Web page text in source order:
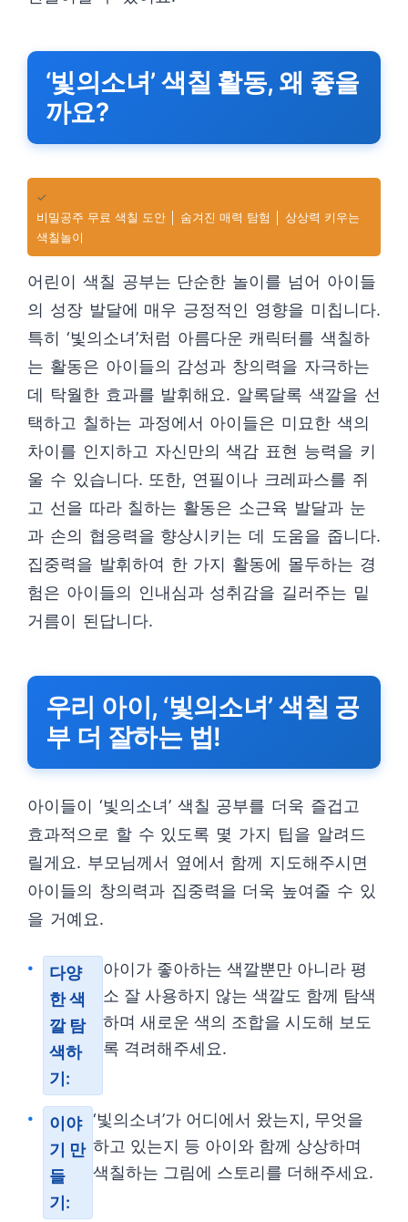
‘빛의소녀’ 색칠 활동, 왜 좋을
까요?
✓
비밀공주 무료 색칠 도안 │ 숨겨진 매력 탐험 │ 상상력 키우는
색칠놀이
어린이 색칠 공부는 단순한 놀이를 넘어 아이들
의 성장 발달에 매우 긍정적인 영향을 미칩니다.
특히 ‘빛의소녀’처럼 아름다운 캐릭터를 색칠하
는 활동은 아이들의 감성과 창의력을 자극하는
데 탁월한 효과를 발휘해요. 알록달록 색깔을 선
택하고 칠하는 과정에서 아이들은 미묘한 색의
차이를 인지하고 자신만의 색감 표현 능력을 키
울 수 있습니다. 또한, 연필이나 크레파스를 쥐
고 선을 따라 칠하는 활동은 소근육 발달과 눈
과 손의 협응력을 향상시키는 데 도움을 줍니다.
집중력을 발휘하여 한 가지 활동에 몰두하는 경
험은 아이들의 인내심과 성취감을 길러주는 밑
거름이 된답니다.
우리 아이, ‘빛의소녀’ 색칠 공
부 더 잘하는 법!
아이들이 ‘빛의소녀’ 색칠 공부를 더욱 즐겁고
효과적으로 할 수 있도록 몇 가지 팁을 알려드
릴게요. 부모님께서 옆에서 함께 지도해주시면
아이들의 창의력과 집중력을 더욱 높여줄 수 있
을 거예요.
다양
한 색
깔 탐
색하
기:
아이가 좋아하는 색깔뿐만 아니라 평
소 잘 사용하지 않는 색깔도 함께 탐색
하며 새로운 색의 조합을 시도해 보도
록 격려해주세요.
이야
기 만
들
기:
‘빛의소녀’가 어디에서 왔는지, 무엇을
하고 있는지 등 아이와 함께 상상하며
색칠하는 그림에 스토리를 더해주세요.